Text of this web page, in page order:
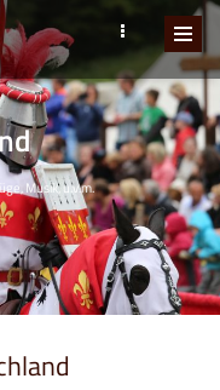
Musik, u.v.m.